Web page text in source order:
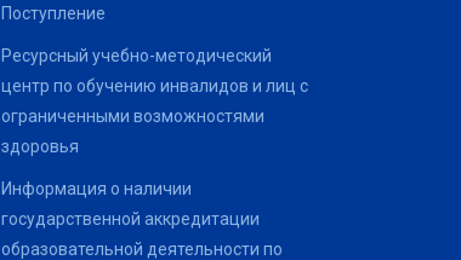
Поступление
Ресурсный учебно-методический
центр по обучению инвалидов и лиц с
ограниченными возможностями
здоровья
Информация о наличии
государственной аккредитации
образовательной деятельности по